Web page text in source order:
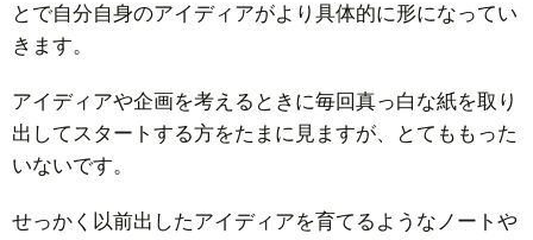
とで自分自身のアイディアがより具体的に形になってい
きます。
アイディアや企画を考えるときに毎回真っ白な紙を取り
出してスタートする方をたまに見ますが、とてももった
いないです。
せっかく以前出したアイディアを育てるようなノートや